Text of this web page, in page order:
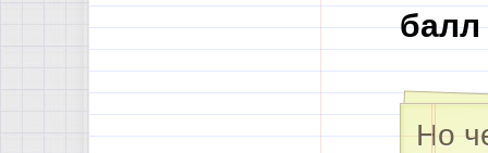
балл
Но